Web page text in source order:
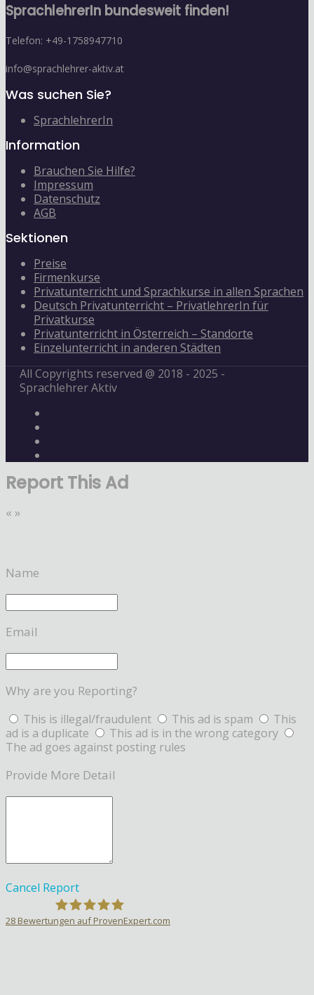
SprachlehrerIn bundesweit finden!
Telefon: +49-1758947710
info@sprachlehrer-aktiv.at
Was suchen Sie?
SprachlehrerIn
Information
Brauchen Sie Hilfe?
Impressum
Datenschutz
AGB
Sektionen
Preise
Firmenkurse
Privatunterricht und Sprachkurse in allen Sprachen
Deutsch Privatunterricht – PrivatlehrerIn für
Privatkurse
Privatunterricht in Österreich – Standorte
Einzelunterricht in anderen Städten
All Copyrights reserved @ 2018 - 2025 -
Sprachlehrer Aktiv
Report This Ad
« »
Name
Email
Why are you Reporting?
This is illegal/fraudulent This ad is spam
This
ad is a duplicate
This ad is in the wrong category
The ad goes against posting rules
Provide More Detail
Cancel Report
28 Bewertungen auf ProvenExpert.com